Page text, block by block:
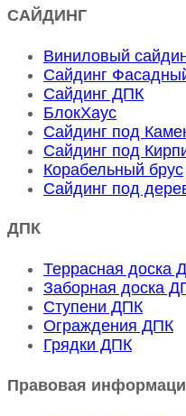
САЙДИНГ
Виниловый
Сайдинг
Сайдинг ДПК
БлокХаус
Сайдинг под
Сайдинг под
Корабельный брус
Сайдинг под
ДПК
Террасная доска
Заборная доска
Ступени ДПК
Ограждения ДПК
Грядки ДПК
Правовая